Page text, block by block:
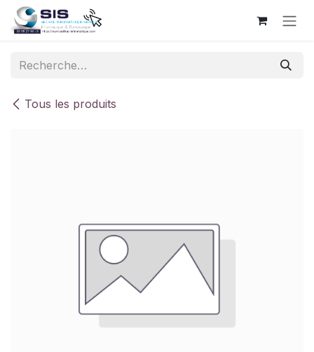
Se rendre au contenu
Tous les produits